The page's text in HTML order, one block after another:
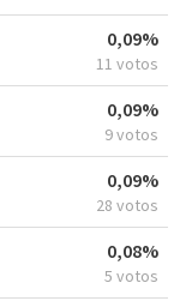
0,09%
11 votos
0,09%
9 votos
0,09%
28 votos
0,08%
5 votos